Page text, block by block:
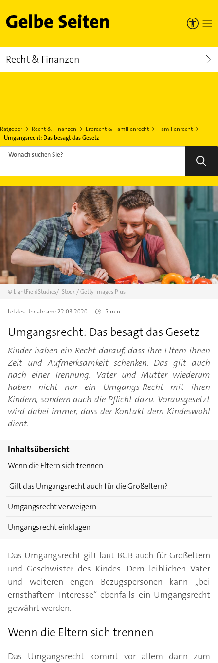
Gelbe Seiten
Recht & Finanzen
Ratgeber Recht & Finanzen Erbrecht & Familienrecht
Familienrecht
Umgangsrecht: Das besagt das Gesetz
Wonach suchen Sie?
© LightFieldStudios/ iStock / Getty Images Plus
Letztes Update am:22.03.2020 5 min
Umgangsrecht: Das besagt das Gesetz
Kinder haben ein Recht darauf, dass ihre Eltern ihnen
Zeit und Aufmerksamkeit schenken. Das gilt auch
nach einer Trennung. Vater und Mutter wiederum
haben nicht nur ein Umgangs-Recht mit ihren
Kindern, sondern auch die Pflicht dazu. Vorausgesetzt
wird dabei immer, dass der Kontakt dem Kindeswohl
dient.
Inhaltsübersicht
Wenn die Eltern sich trennen
Gilt das Umgangsrecht auch für die Großeltern?
Umgangsrecht verweigern
Umgangsrecht einklagen
Das Umgangsrecht gilt laut BGB auch für Großeltern
und Geschwister des Kindes. Dem leiblichen Vater
und weiteren engen Bezugspersonen kann „bei
ernsthaftem Interesse“ ebenfalls ein Umgangsrecht
gewährt werden.
Wenn die Eltern sich trennen
Das Umgangsrecht kommt vor allem dann zum